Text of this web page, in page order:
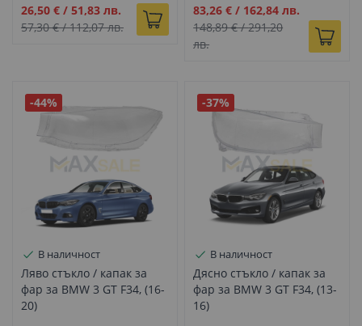
Промо
цена
26,50 € / 51,83 лв.
57,30 €/112,07 лв.
Промо
цена
83,26 € / 162,84 лв.
148,89 €/291,20
лв.
-44%
В наличност
Ляво стъкло / капак за
фар за BMW 3 GT F34, (16-
20)
-37%
В наличност
Дясно стъкло / капак за
фар за BMW 3 GT F34, (13-
16)